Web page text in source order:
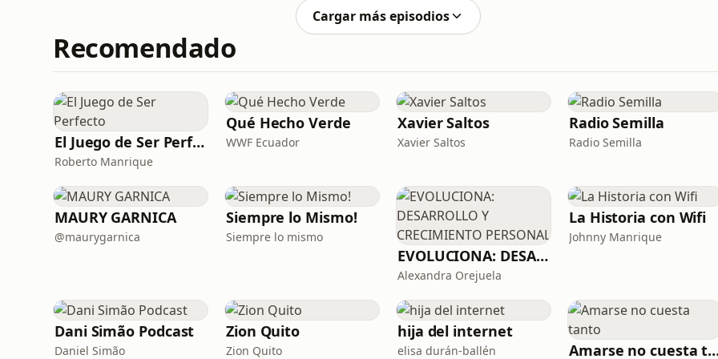
disfruten de esta amena conversación, pero bue
Cargar más episodios
Recomendado
El Juego de Ser Perfecto
Roberto Manrique
Qué Hecho Verde
WWF Ecuador
Xavier Saltos
Xavier Saltos
Radio Semilla
Radio Semilla
MAURY GARNICA
@maurygarnica
Siempre lo Mismo!
Siempre lo mismo
EVOLUCIONA: DESARROLLO Y CRECIMIENTO PERSONAL
Alexandra Orejuela
La Historia con Wifi
Johnny Manrique
Dani Simão Podcast
Daniel Simão
Zion Quito
Zion Quito
hija del internet
elisa durán-ballén Amarse no